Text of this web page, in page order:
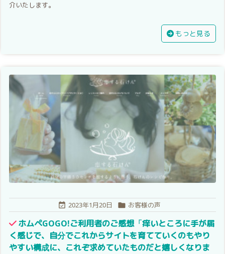
介いたします。
もっと見る
 2023年1月20日  お客様の声
ホムペGOGO!ご利用者のご感想「痒いところに手が届
く感じで、自分でこれからサイトを育てていくのもやり
やすい構成に、これぞ求めていたものだと嬉しくなりま